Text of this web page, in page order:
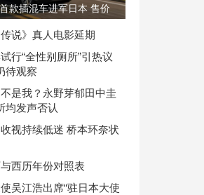
款插混车进军日本 售价
传说》真人电影延期
行“全性别厕所”引热议
待观察
是我？永野芽郁田中圭
均发声否认
收视持续低迷 桥本环奈状
西历年份对照表
吴江浩出席“驻日本大使